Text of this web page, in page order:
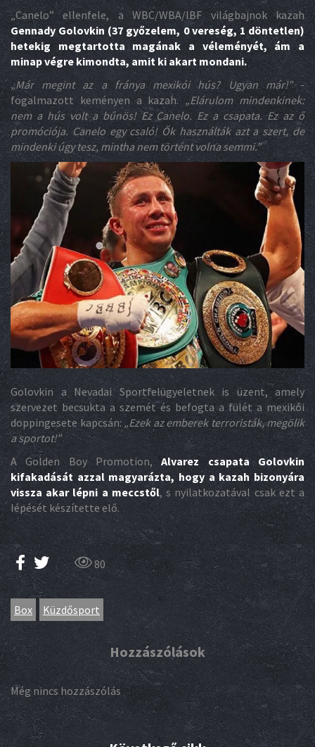
„Canelo” ellenfele, a WBC/WBA/IBF világbajnok kazah
Gennady Golovkin (37 győzelem, 0 vereség, 1 döntetlen)
hetekig megtartotta magának a véleményét, ám a
minap végre kimondta, amit ki akart mondani.
„Már megint az a fránya mexikói hús? Ugyan már!”-
fogalmazott keményen a kazah. „Elárulom mindenkinek:
nem a hús volt a bűnös! Ez Canelo. Ez a csapata. Ez az ő
promóciója. Canelo egy csaló! Ők használták azt a szert, de
mindenki úgy tesz, mintha nem történt volna semmi.”
Golovkin a Nevadai Sportfelügyeletnek is üzent, amely
szervezet becsukta a szemét és befogta a fülét a mexikói
doppingesete kapcsán:„Ezek az emberek terroristák, megölik
a sportot!”
A Golden Boy Promotion,Alvarez csapata Golovkin
kifakadását azzal magyarázta, hogy a kazah bizonyára
vissza akar lépni a meccstől, s nyilatkozatával csak ezt a
lépését készítette elő.
80
Box Küzdősport
Hozzászólások
Még nincs hozzászólás